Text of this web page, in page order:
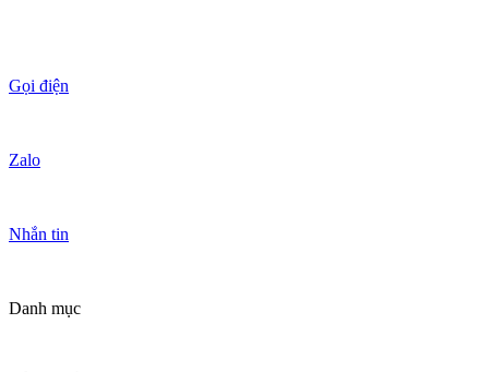
Gọi điện
Zalo
Nhắn tin
Danh mục